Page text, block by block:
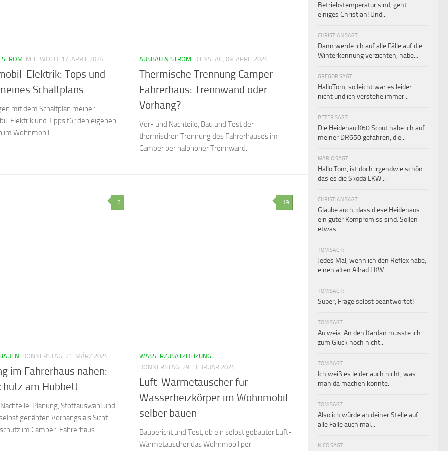
STROM MITTWOCH, 17. APRIL 2024
Elektrik: Tops und
Schaltplans
mit dem Schaltplan meiner
Elektrik und Tipps für den eigenen
im Wohnmobil.
AUSBAU & STROM DIENSTAG, 09. APRIL 2024
Thermische Trennung Camper-
Fahrerhaus: Trennwand oder
Vorhang?
Vor- und Nachteile, Bau und Test der
thermischen Trennung des Fahrerhauses im
Camper per halbhoher Trennwand.
2
DONNERSTAG, 21. MÄRZ 2024
im Fahrerhaus nähen:
am Hubbett
Planung, Stoffauswahl und
genähten Vorhangs als Sicht-
im Camper-Fahrerhaus.
19
WASSERZUSATZHEIZUNG
DONNERSTAG, 29. FEBRUAR 2024
Luft-Wärmetauscher für
Wasserheizkörper im Wohnmobil
selber bauen
Baubericht und Test, ob ein selbst gebauter Luft-
Wärmetauscher das Wohnmobil per
Betriebstemperatur sind, geht
einiges Christian! Und...
CHRISTIAN SAGT:
Dann werde ich auf alle Fälle auf die
Winterkennung verzichten, habe...
GREGOR SAGT:
HalloTom, so leicht war es leider
nicht und ich verstehe immer...
PETER SAGT:
Die Heidenau K60 Scout habe ich auf
meiner DR650 gefahren, die...
MARIO SAGT:
Hallo Tom, ist doch irgendwie schön
das es die Skoda LKW...
CHRISTIAN SAGT:
Glaube auch, dass diese Heidenaus
ein guter Kompromiss sind. Sollen
etwas...
TOM SAGT:
Jedes Mal, wenn ich den Reflex habe,
einen alten Allrad LKW...
TOM SAGT:
Super, Frage selbst beantwortet!
TOM SAGT:
Au weia. An den Kardan musste ich
zum Glück noch nicht...
TOM SAGT:
Ich weiß es leider auch nicht, was
man da machen könnte.
TOM SAGT:
Also ich würde an deiner Stelle auf
alle Fälle auch mal...
NICO SAGT: